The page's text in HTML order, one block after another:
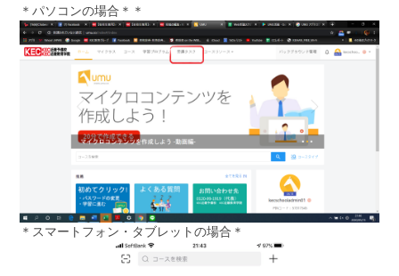
＊パソコンの場合＊＊
＊スマートフォン・タブレットの場合＊